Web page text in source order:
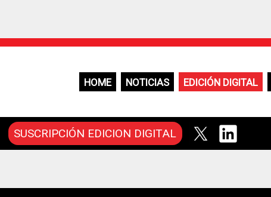
HOME NOTICIAS EDICIÓN DIGITAL
SUSCRIPCIÓN EDICION DIGITAL